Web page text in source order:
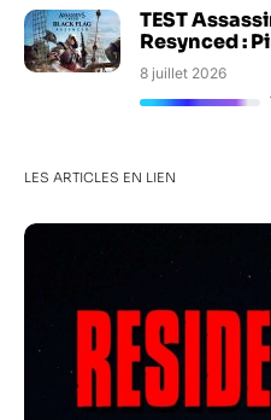
TEST
Resynced :
8 juillet 2026
LES ARTICLES EN LIEN